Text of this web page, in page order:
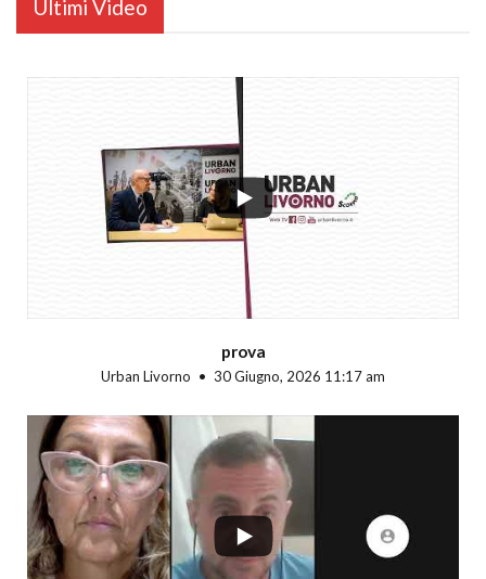
Ultimi Video
prova
Urban Livorno 30 Giugno, 2026 11:17 am